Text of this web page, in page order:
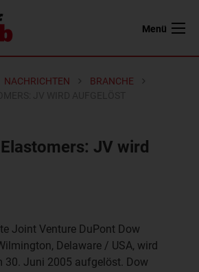
Menü
NACHRICHTEN
BRANCHE
JV wird
Joint Venture DuPont Dow
Delaware / USA, wird
30. Juni 2005 aufgelöst. Dow